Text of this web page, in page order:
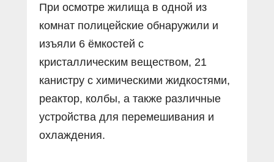
При осмотре жилища в одной из
комнат полицейские обнаружили и
изъяли 6 ёмкостей с
кристаллическим веществом, 21
канистру с химическими жидкостями,
реактор, колбы, а также различные
устройства для перемешивания и
охлаждения.